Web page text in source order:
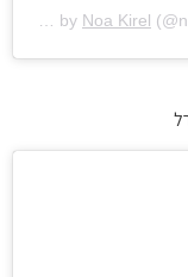
A post shared by Noa Kirel